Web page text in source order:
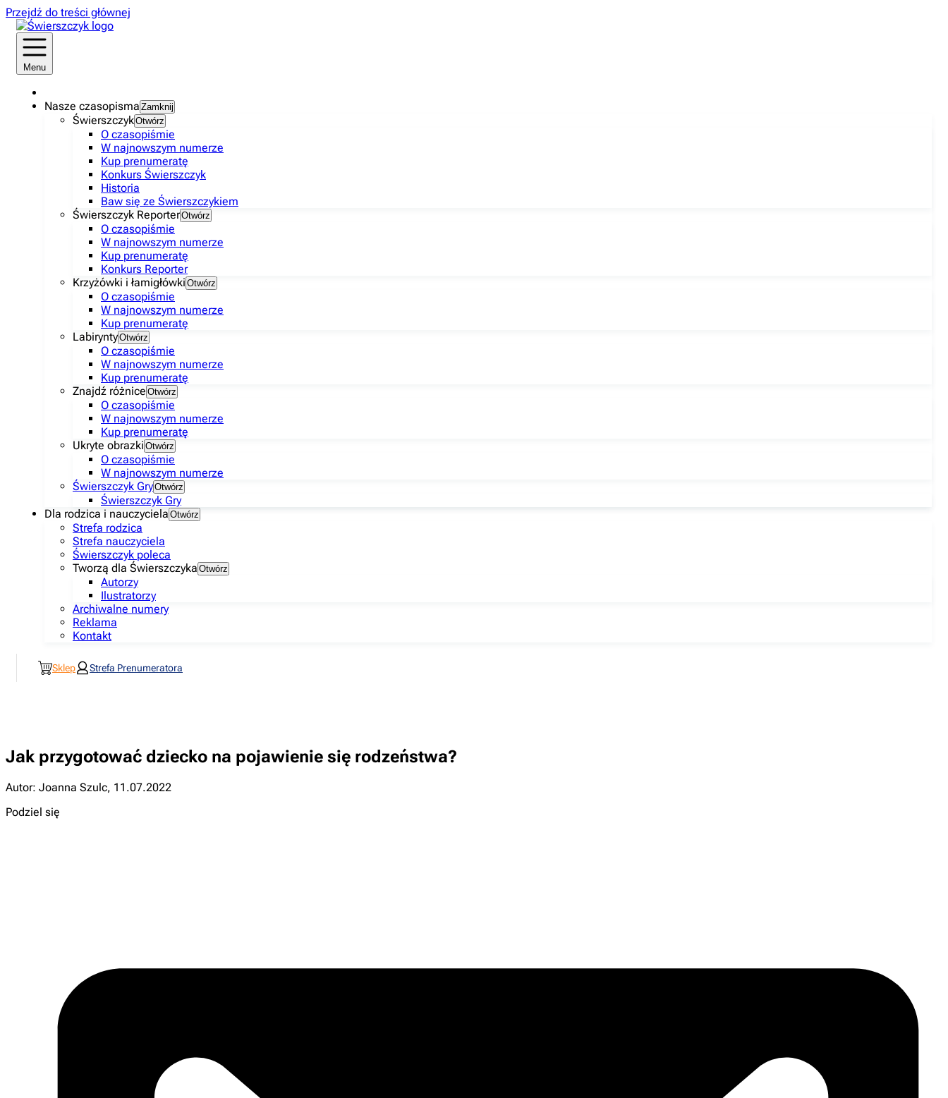
Przejdź do treści głównej
Menu
Nasze czasopisma Zamknij
ŚwierszczykOtwórz
O czasopiśmie
W najnowszym numerze
Kup prenumeratę
Konkurs Świerszczyk
Historia
Baw się ze Świerszczykiem
Świerszczyk ReporterOtwórz
O czasopiśmie
W najnowszym numerze
Kup prenumeratę
Konkurs Reporter
Krzyżówki i łamigłówki Otwórz
O czasopiśmie
W najnowszym numerze
Kup prenumeratę
LabiryntyOtwórz
O czasopiśmie
W najnowszym numerze
Kup prenumeratę
Znajdź różnice Otwórz
O czasopiśmie
W najnowszym numerze
Kup prenumeratę
Ukryte obrazki Otwórz
O czasopiśmie
W najnowszym numerze
Świerszczyk GryOtwórz
Świerszczyk Gry
Dla rodzica i nauczyciela Otwórz
Strefa rodzica
Strefa nauczyciela
Świerszczyk poleca
Tworzą dla Świerszczyka Otwórz
Autorzy
Ilustratorzy
Archiwalne numery
Reklama
Kontakt
Sklep Strefa Prenumeratora
Jak przygotować dziecko na pojawienie się rodzeństwa?
Autor: Joanna Szulc, 11.07.2022
Podziel się